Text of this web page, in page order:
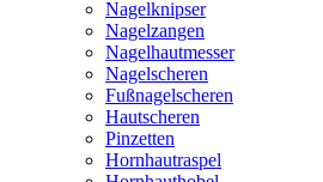
Nagelknipser
Nagelzangen
Nagelhautmesser
Nagelscheren
Fußnagelscheren
Hautscheren
Pinzetten
Hornhautraspel